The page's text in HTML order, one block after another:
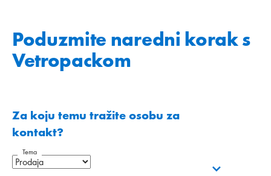
Poduzmite naredni korak s
Vetropackom
Za koju temu tražite osobu za
kontakt?
Tema